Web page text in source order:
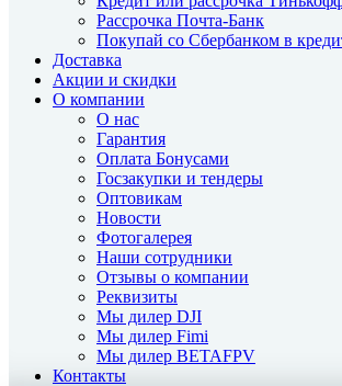
Рассрочка Почта-Банк
Покупай со Сбербанком в
Доставка
Акции и скидки
О компании
О нас
Гарантия
Оплата Бонусами
Госзакупки и тендеры
Оптовикам
Новости
Фотогалерея
Наши сотрудники
Отзывы о компании
Реквизиты
Мы дилер DJI
Мы дилер Fimi
Мы дилер BETAFPV
Контакты